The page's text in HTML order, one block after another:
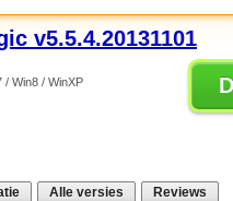
v5.5.4.20131101
/ Win8 / WinXP
Alle versies Reviews